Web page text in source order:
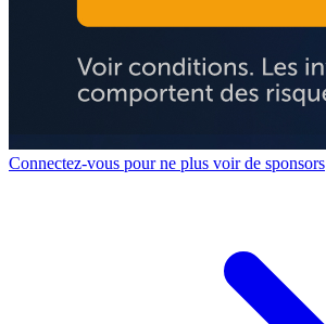
Connectez-vous pour ne plus voir de sponsors